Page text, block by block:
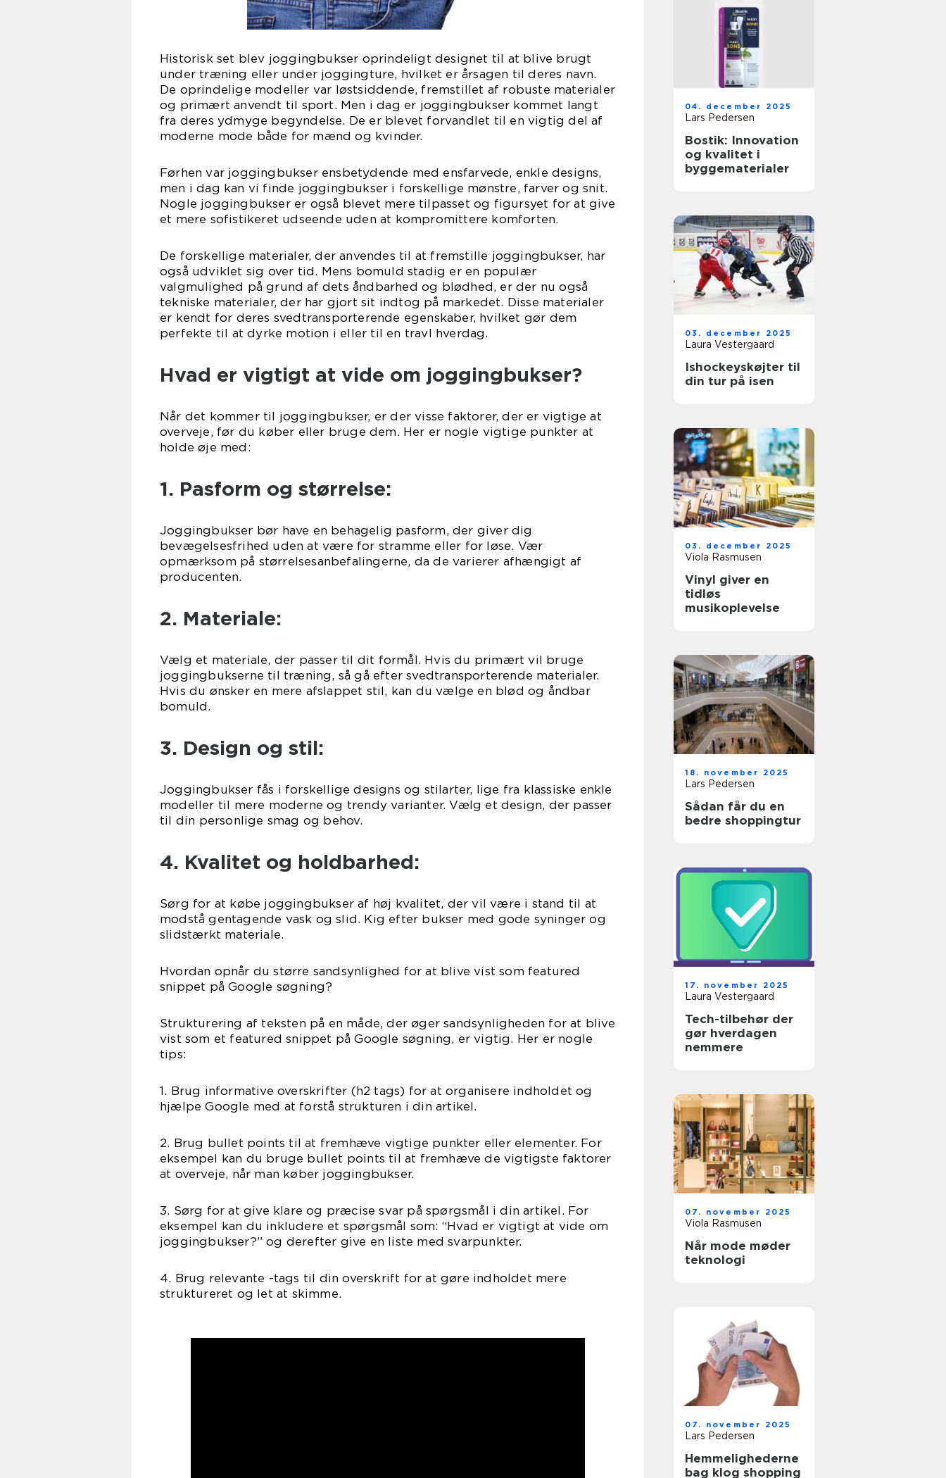
Historisk set blev joggingbukser oprindeligt designet til at blive brugt
under træning eller under joggingture, hvilket er årsagen til deres navn.
De oprindelige modeller var løstsiddende, fremstillet af robuste materialer
og primært anvendt til sport. Men i dag er joggingbukser kommet langt
fra deres ydmyge begyndelse. De er blevet forvandlet til en vigtig del af
moderne mode både for mænd og kvinder.
Førhen var joggingbukser ensbetydende med ensfarvede, enkle designs,
men i dag kan vi finde joggingbukser i forskellige mønstre, farver og snit.
Nogle joggingbukser er også blevet mere tilpasset og figursyet for at give
et mere sofistikeret udseende uden at kompromittere komforten.
De forskellige materialer, der anvendes til at fremstille joggingbukser, har
også udviklet sig over tid. Mens bomuld stadig er en populær
valgmulighed på grund af dets åndbarhed og blødhed, er der nu også
tekniske materialer, der har gjort sit indtog på markedet. Disse materialer
er kendt for deres svedtransporterende egenskaber, hvilket gør dem
perfekte til at dyrke motion i eller til en travl hverdag.
Hvad er vigtigt at vide om joggingbukser?
Når det kommer til joggingbukser, er der visse faktorer, der er vigtige at
overveje, før du køber eller bruge dem. Her er nogle vigtige punkter at
holde øje med:
1. Pasform og størrelse:
Joggingbukser bør have en behagelig pasform, der giver dig
bevægelsesfrihed uden at være for stramme eller for løse. Vær
opmærksom på størrelsesanbefalingerne, da de varierer afhængigt af
producenten.
2. Materiale:
Vælg et materiale, der passer til dit formål. Hvis du primært vil bruge
joggingbukserne til træning, så gå efter svedtransporterende materialer.
Hvis du ønsker en mere afslappet stil, kan du vælge en blød og åndbar
bomuld.
3. Design og stil:
Joggingbukser fås i forskellige designs og stilarter, lige fra klassiske enkle
modeller til mere moderne og trendy varianter. Vælg et design, der passer
til din personlige smag og behov.
4. Kvalitet og holdbarhed:
Sørg for at købe joggingbukser af høj kvalitet, der vil være i stand til at
modstå gentagende vask og slid. Kig efter bukser med gode syninger og
slidstærkt materiale.
Hvordan opnår du større sandsynlighed for at blive vist som featured
snippet på Google søgning?
Strukturering af teksten på en måde, der øger sandsynligheden for at blive
vist som et featured snippet på Google søgning, er vigtig. Her er nogle
tips:
1. Brug informative overskrifter (h2 tags) for at organisere indholdet og
hjælpe Google med at forstå strukturen i din artikel.
2. Brug bullet points til at fremhæve vigtige punkter eller elementer. For
eksempel kan du bruge bullet points til at fremhæve de vigtigste faktorer
at overveje, når man køber joggingbukser.
3. Sørg for at give klare og præcise svar på spørgsmål i din artikel. For
eksempel kan du inkludere et spørgsmål som: “Hvad er vigtigt at vide om
joggingbukser?” og derefter give en liste med svarpunkter.
4. Brug relevante -tags til din overskrift for at gøre indholdet mere
struktureret og let at skimme.
04. december 2025
Lars Pedersen
Bostik: Innovation
og kvalitet i
byggematerialer
03. december 2025
Laura Vestergaard
Ishockeyskøjter til
din tur på isen
03. december 2025
Viola Rasmusen
Vinyl giver en
tidløs
musikoplevelse
18. november 2025
Lars Pedersen
Sådan får du en
bedre shoppingtur
17. november 2025
Laura Vestergaard
Tech-tilbehør der
gør hverdagen
nemmere
07. november 2025
Viola Rasmusen
Når mode møder
teknologi
07. november 2025
Lars Pedersen
Hemmelighederne
bag klog shopping